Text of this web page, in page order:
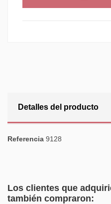
Detalles del producto
Referencia 9128
Los clientes que
también compraron: